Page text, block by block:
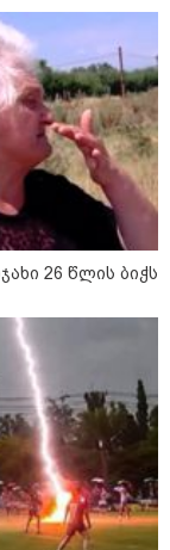
და
- რა
26 წლის ბიჭს